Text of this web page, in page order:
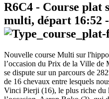
R6C4 - Course plat
multi, départ 16:52 -
Nouvelle course Multi sur
l’occasion du Prix de la Ville de
se dispute sur un parcours de
de 16 chevaux entre lesquels
Vinci Pierji (16), le plus riche du